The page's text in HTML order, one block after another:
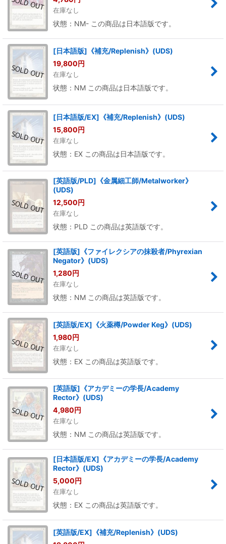
在庫なし
状態：NM- この商品は日本語版です。
[日本語版]《補充/Replenish》(UDS)
19,800円
在庫なし
状態：NM この商品は日本語版です。
[日本語版/EX]《補充/Replenish》(UDS)
15,800円
在庫なし
状態：EX この商品は日本語版です。
[英語版/PLD]《金属細工師/Metalworker》
(UDS)
12,500円
在庫なし
状態：PLD この商品は英語版です。
[英語版]《ファイレクシアの抹殺者/Phyrexian
Negator》(UDS)
1,280円
在庫なし
状態：NM この商品は英語版です。
[英語版/EX]《火薬樽/Powder Keg》(UDS)
1,980円
在庫なし
状態：EX この商品は英語版です。
[英語版]《アカデミーの学長/Academy
Rector》(UDS)
4,980円
在庫なし
状態：NM この商品は英語版です。
[日本語版/EX]《アカデミーの学長/Academy
Rector》(UDS)
5,000円
在庫なし
状態：EX この商品は英語版です。
[英語版/EX]《補充/Replenish》(UDS)